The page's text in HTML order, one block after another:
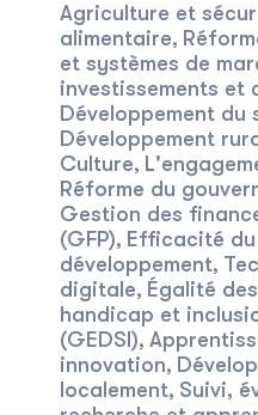
Agriculture et
alimentaire,
et systèmes de
investissements et
Développement du
Développement
Culture,
Réforme du
Gestion des
(GFP), Efficacité du
développement,
digitale, Égalité
handicap et
(GEDSI),
innovation,
localement, Suivi,